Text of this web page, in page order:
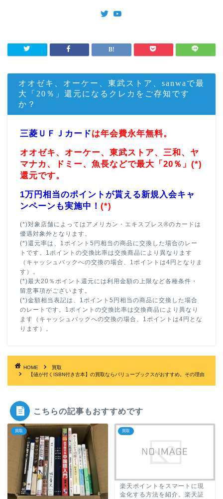
オオゼキ、オーケー、東武ストア、sanwaで最
大「20％」還元になるクレカをご存知です
か？
三菱ＵＦＪカードは年会費永年無料。
オオゼキ、オーケー、東武ストア、三和、ヤ
マナカ、ドミー、魚長などで最大「20％」(*)
還元です。
1万円相当のポイントが貰える新規入会キャ
ンペーンも実施中！ (*)
(*)対象店舗によってはアメリカン・エキスプレス®のカードは
優遇対象外となります。
(*)還元率は、1ポイント5円相当の商品に交換した場合のレー
トです。1ポイントの交換比率は交換商品により異なります
（キャッシュバックへの交換の場合、1ポイントは4円となりま
す）。
(*)最大20％ポイント還元には利用金額の上限など各種条件・
留意事項がございます。
(*)金額相当表記は、1ポイント5円相当の商品に交換した場合
のレートです。1ポイントの交換比率は交換商品により異なり
ます（キャッシュバックへの交換の場合、1ポイントは4円とな
ります）。
HOME
買取
【値が付くISBN付き古本】の買取ならバリューブックスがおすすめ。その理由
こちらの記事もおすすめです
買取 買取
楽天ポイントをスマートに現
金化する方法を紹介。楽天証